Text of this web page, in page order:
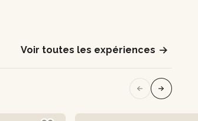
Voir toutes les expériences